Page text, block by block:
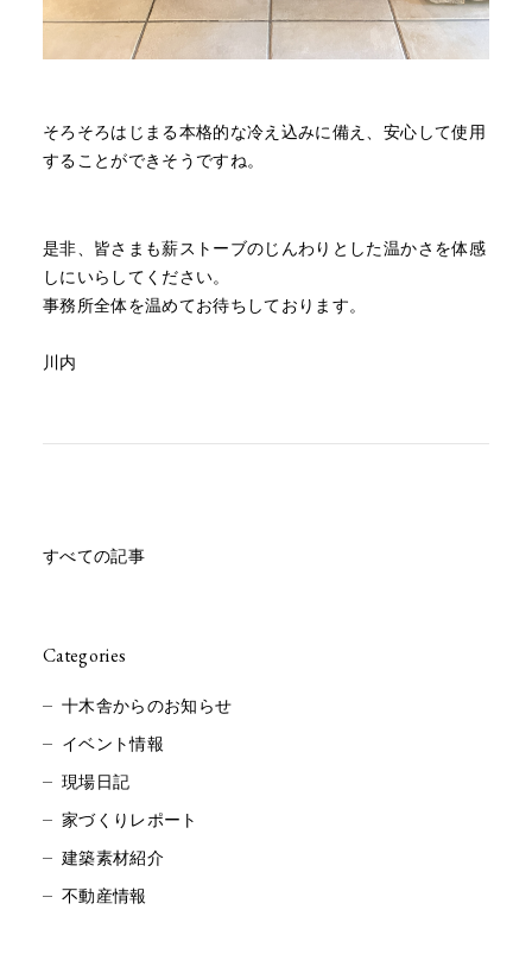
そろそろはじまる本格的な冷え込みに備え、安心して使用
することができそうですね。
是非、皆さまも薪ストーブのじんわりとした温かさを体感
しにいらしてください。
事務所全体を温めてお待ちしております。
川内
すべての記事
Categories
十木舎からのお知らせ
イベント情報
現場日記
家づくりレポート
建築素材紹介
不動産情報